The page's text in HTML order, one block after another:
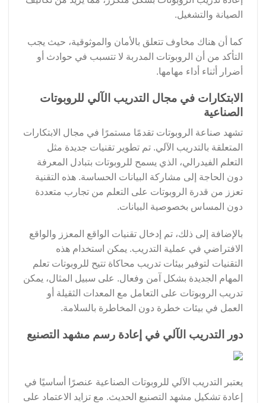
الصيانة والتشغيل.
كما أن هناك مخاوف تتعلق بالأمان والموثوقية، حيث يجب
التأكد من أن الروبوتات المدربة لا تتسبب في حوادث أو
أضرار أثناء أداء مهامها.
الابتكارات في مجال التدريب الآلي للروبوتات
الصناعية
تشهد صناعة الروبوتات تقدمًا مستمرًا في مجال الابتكارات
المتعلقة بالتدريب الآلي. تم تطوير تقنيات جديدة مثل
التعلم الفيدرالي، الذي يسمح للروبوتات بتبادل المعرفة
دون الحاجة إلى مشاركة البيانات الحساسة. هذه التقنية
تعزز من قدرة الروبوتات على التعلم من تجارب متعددة
دون المساس بخصوصية البيانات.
بالإضافة إلى ذلك، تم إدخال تقنيات الواقع المعزز والواقع
الافتراضي في عملية التدريب. يمكن استخدام هذه
التقنيات لتوفير بيئات تدريب محاكاة تتيح للروبوتات تعلم
المهام الجديدة بشكل آمن وفعال. على سبيل المثال، يمكن
تدريب الروبوتات على التعامل مع المعدات الثقيلة أو
العمل في بيئات خطرة دون المخاطرة بالسلامة.
دور التدريب الآلي في إعادة رسم مشهد التصنيع
يعتبر التدريب الآلي للروبوتات الصناعية عنصرًا أساسيًا في
إعادة تشكيل مشهد التصنيع الحديث. مع تزايد الاعتماد على